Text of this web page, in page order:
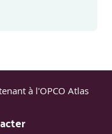
à l'OPCO Atlas